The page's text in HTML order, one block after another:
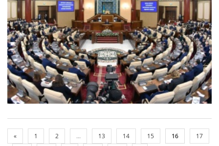
« 1 2 ... 13 14 15 16
17